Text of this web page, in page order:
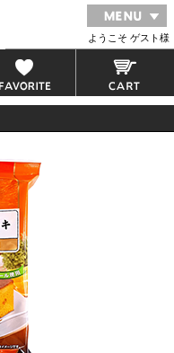
ようこそ ゲスト様